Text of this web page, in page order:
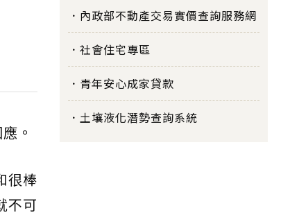
。
很棒
不可
內政部不動產交易實價查詢服務網
社會住宅專區
青年安心成家貸款
土壤液化潛勢查詢系統